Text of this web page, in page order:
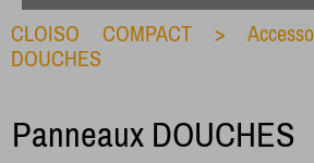
CLOISO COMPACT >
DOUCHES
Panneaux DOUCHES